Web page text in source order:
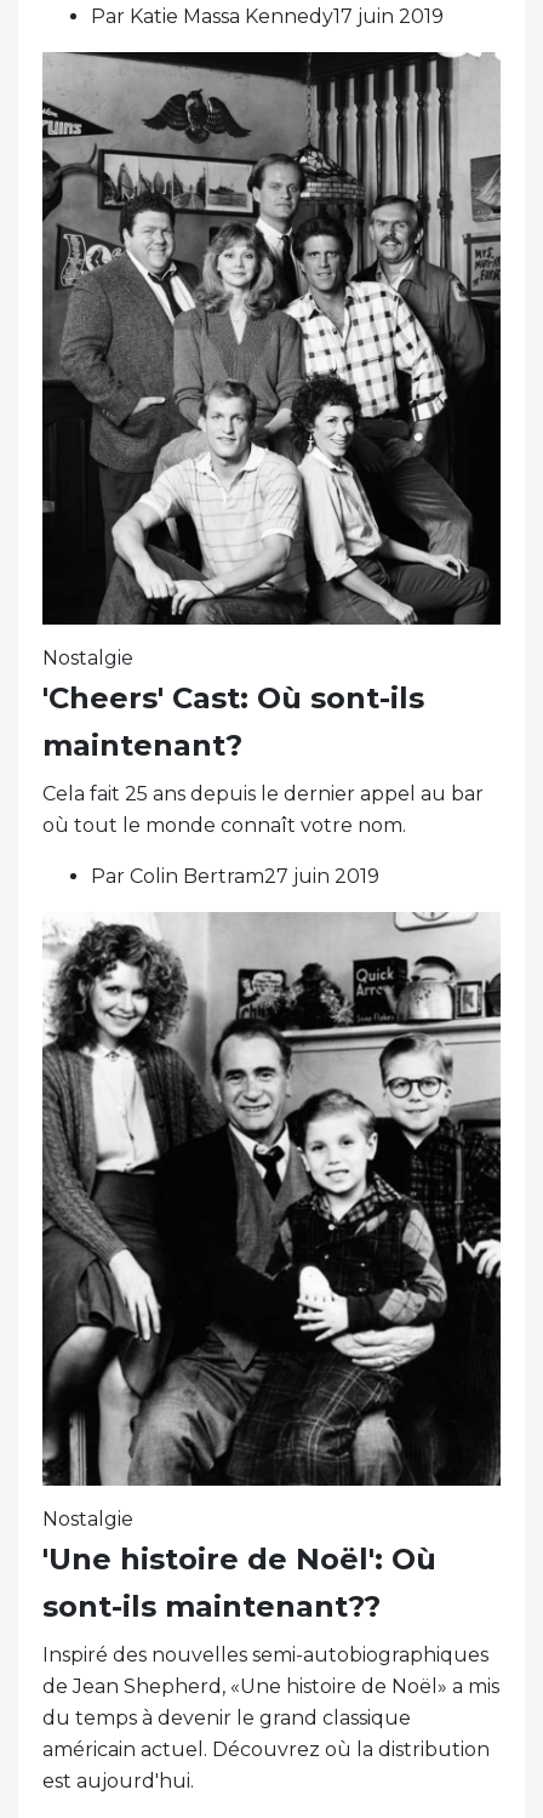
Par Katie Massa Kennedy17 juin 2019
Nostalgie
'Cheers' Cast: Où sont-ils
maintenant?
Cela fait 25 ans depuis le dernier appel au bar
où tout le monde connaît votre nom.
Par Colin Bertram27 juin 2019
Nostalgie
'Une histoire de Noël': Où
sont-ils maintenant??
Inspiré des nouvelles semi-autobiographiques
de Jean Shepherd, «Une histoire de Noël» a mis
du temps à devenir le grand classique
américain actuel. Découvrez où la distribution
est aujourd'hui.